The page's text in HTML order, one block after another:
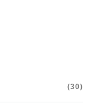
(30)